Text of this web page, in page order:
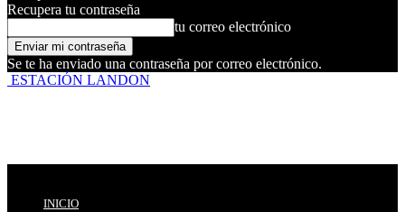
Recupera tu contraseña
tu correo electrónico
Se te ha enviado una contraseña por correo electrónico.
ESTACIÓN LANDON
INICIO